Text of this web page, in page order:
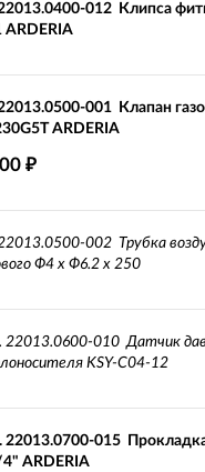
012 Клипса
ARDERIA
001 Клапан
ARDERIA
₽
002 Трубка
Ф4 х Ф6.2 х 250
22013.0600-010 Датчик
KSY-C04-12
22013.0700-015
ARDERIA